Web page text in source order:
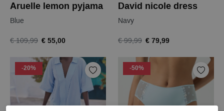
Aruelle lemon pyjama
Blue
€ 109,99 € 55,00
David nicole dress
Navy
€ 99,99 € 79,99
-20% -50%